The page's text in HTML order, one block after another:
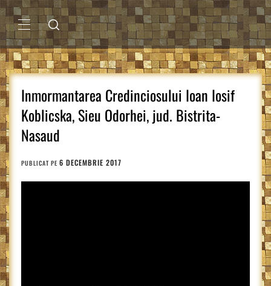
Sari
la
conținutMENIU
PRINCIPAL
Inmormantarea Credinciosului Ioan Iosif
Koblicska, Sieu Odorhei, jud. Bistrita-
Nasaud
PUBLICAT PE 6 DECEMBRIE 2017